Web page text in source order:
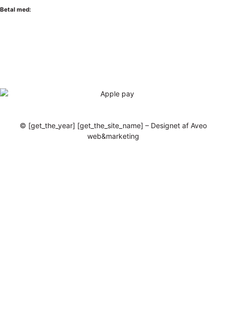
Betal med:
© [get_the_year] [get_the_site_name] – Designet af Aveo
web&marketing